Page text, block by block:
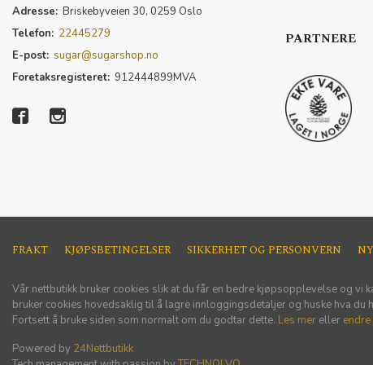
Adresse: Briskebyveien 30, 0259 Oslo
Telefon: 22445279
E-post: sugar@sugarshop.no
Foretaksregisteret: 912444899MVA
PARTNERE
FRAKT KJØPSBETINGELSER SIKKERHET OG PERSONVERN
Vår nettbutikk bruker cookies slik at du får en bedre kjøpsopplevelse og vi
bruker cookies hovedsaklig til å lagre innloggingsdetaljer og huske hva du
Fortsett å bruke siden som normalt om du godtar dette. Les mer eller
Powered by 24Nettbutikk